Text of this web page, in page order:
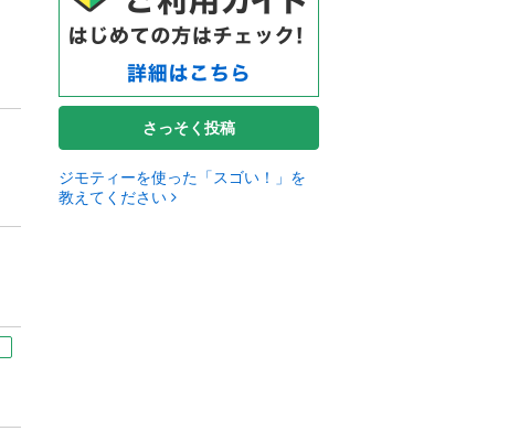
さっそく投稿
ジモティーを使った「スゴい！」を
教えてください